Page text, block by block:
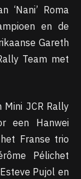
‘Nani’ Roma
en de
Gareth
Team met
JCR Rally
een Hanwei
Franse trio
Pélichet
Pujol en